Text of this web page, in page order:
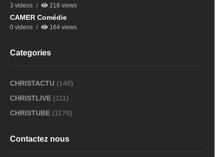
3 videos 218 views
CAMER Comédie
0 videos 164 views
Categories
CHRISTACTU (140)
CHRISTLIVE (111)
CHRISTUBE (1170)
Contactez nous